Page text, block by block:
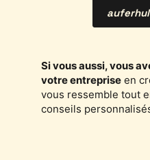
Si vous aussi, vous
votre entreprise en
vous ressemble tout
conseils